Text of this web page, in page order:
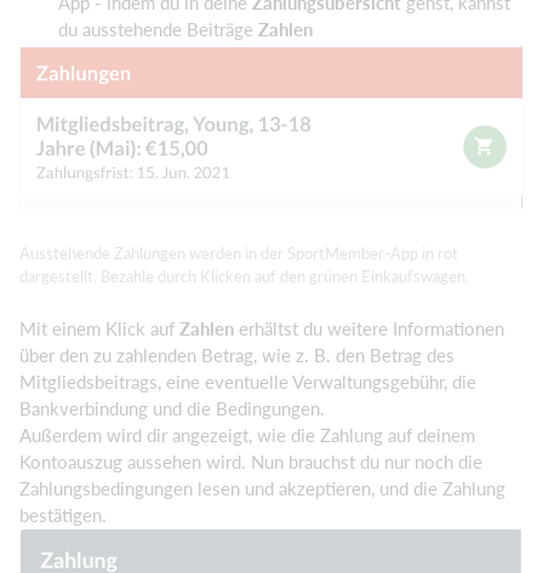
du ausstehende Beiträge Zahlen
Ausstehende Zahlungen werden in der SportMember-App in rot
dargestellt. Bezahle durch Klicken auf den grünen Einkaufswagen.
Mit einem Klick auf Zahlen erhältst du weitere Informationen
über den zu zahlenden Betrag, wie z. B. den Betrag des
Mitgliedsbeitrags, eine eventuelle Verwaltungsgebühr, die
Bankverbindung und die Bedingungen.
Außerdem wird dir angezeigt, wie die Zahlung auf deinem
Kontoauszug aussehen wird. Nun brauchst du nur noch die
Zahlungsbedingungen lesen und akzeptieren, und die Zahlung
bestätigen.